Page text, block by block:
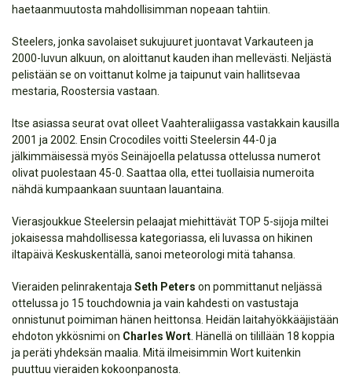
haetaanmuutosta mahdollisimman nopeaan tahtiin.
Steelers, jonka savolaiset sukujuuret juontavat Varkauteen ja
2000-luvun alkuun, on aloittanut kauden ihan mellevästi. Neljästä
pelistään se on voittanut kolme ja taipunut vain hallitsevaa
mestaria, Roostersia vastaan.
Itse asiassa seurat ovat olleet Vaahteraliigassa vastakkain kausilla
2001 ja 2002. Ensin Crocodiles voitti Steelersin 44-0 ja
jälkimmäisessä myös Seinäjoella pelatussa ottelussa numerot
olivat puolestaan 45-0. Saattaa olla, ettei tuollaisia numeroita
nähdä kumpaankaan suuntaan lauantaina.
Vierasjoukkue Steelersin pelaajat miehittävät TOP 5-sijoja miltei
jokaisessa mahdollisessa kategoriassa, eli luvassa on hikinen
iltapäivä Keskuskentällä, sanoi meteorologi mitä tahansa.
Vieraiden pelinrakentaja Seth Peters on pommittanut neljässä
ottelussa jo 15 touchdownia ja vain kahdesti on vastustaja
onnistunut poimiman hänen heittonsa. Heidän laitahyökkääjistään
ehdoton ykkösnimi on Charles Wort . Hänellä on tilillään 18 koppia
ja peräti yhdeksän maalia. Mitä ilmeisimmin Wort kuitenkin
puuttuu vieraiden kokoonpanosta.